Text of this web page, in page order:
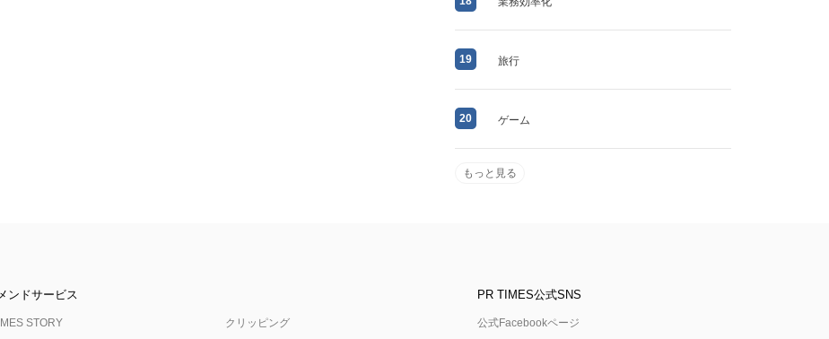
19 旅行
20 ゲーム
もっと見る
ンドサービス
STORY クリッピング
PR TIMES公式SNS
公式Facebookページ